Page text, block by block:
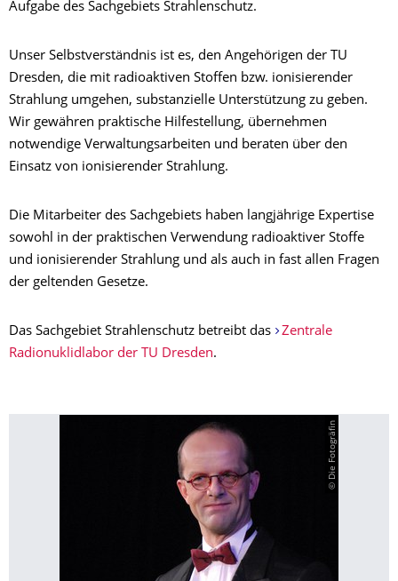
Aufgabe des Sachgebiets Strahlenschutz.
Unser Selbstverständnis ist es, den Angehörigen der TU
Dresden, die mit radioaktiven Stoffen bzw. ionisierender
Strahlung umgehen, substanzielle Unterstützung zu geben.
Wir gewähren praktische Hilfestellung, übernehmen
notwendige Verwaltungsarbeiten und beraten über den
Einsatz von ionisierender Strahlung.
Die Mitarbeiter des Sachgebiets haben langjährige Expertise
sowohl in der praktischen Verwendung radioaktiver Stoffe
und ionisierender Strahlung und als auch in fast allen Fragen
der geltenden Gesetze.
Das Sachgebiet Strahlenschutz betreibt das
Zentrale
Radionuklidlabor der TU Dresden.
© Die Fotogräfin